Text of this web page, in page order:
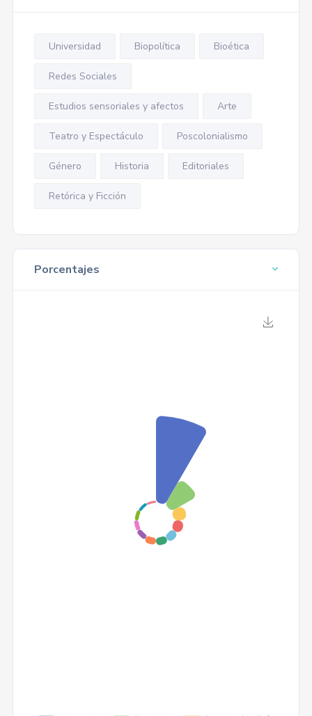
Universidad Biopolítica Bioética
Redes Sociales
Estudios sensoriales y afectos Arte
Teatro y Espectáculo Poscolonialismo
Género Historia Editoriales
Retórica y Ficción
Porcentajes